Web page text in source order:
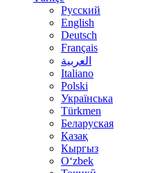
Русский
English
Deutsch
Français
العربية
Italiano
Polski
Українська
Türkmen
Беларуская
Қазақ
Кыргыз
Oʻzbek